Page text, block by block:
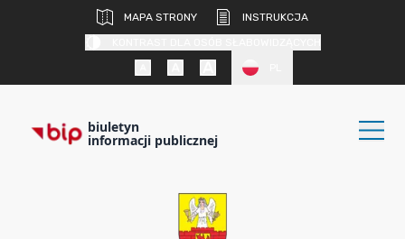
MAPA STRONY
INSTRUKCJA
biuletyn
informacji publicznej